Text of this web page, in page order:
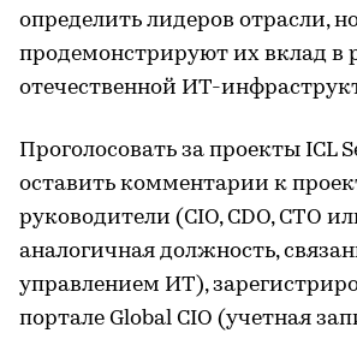
определить лидеров отрасли,
продемонстрируют их вклад в
отечественной ИТ-
Проголосовать за проекты ICL
оставить комментарии к
руководители (CIO, CDO, CTO
аналогичная должность,
управлением ИТ),
портале Global CIO (учетная